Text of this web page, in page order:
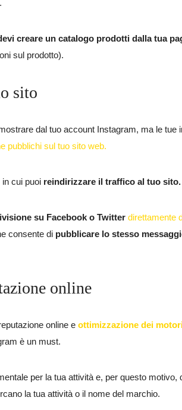
creare un catalogo prodotti dalla tua
sul prodotto).
sito
dal tuo account Instagram, ma le tue
pubblichi sul tuo sito web.
cui puoi reindirizzare il traffico al tuo sito.
su Facebook o Twitter direttamente
consente di pubblicare lo stesso
online
online e ottimizzazione dei
è un must.
per la tua attività e, per questo motivo,
la tua attività o il nome del marchio.